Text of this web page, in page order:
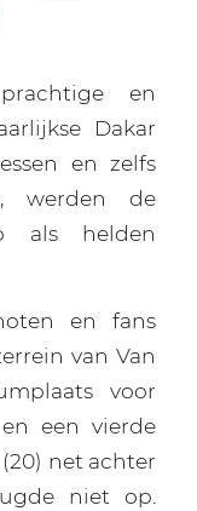
en
Dakar
en zelfs
werden de
als helden
en fans
van Van
voor
een vierde
net achter
niet op.